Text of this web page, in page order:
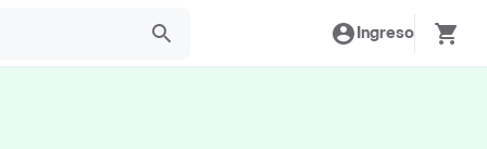
Ingreso